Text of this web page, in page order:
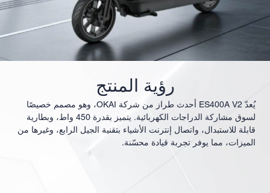
رؤية المنتج
يُعدّ ES400A V2 أحدث طراز من شركة OKAI، وهو مصمم خصيصًا
لسوق مشاركة الدراجات الكهربائية. يتميز بقدرة 450 واط، وبطارية
قابلة للاستبدال، واتصال إنترنت الأشياء بتقنية الجيل الرابع، وغيرها من
الميزات، مما يوفر تجربة قيادة محسّنة.